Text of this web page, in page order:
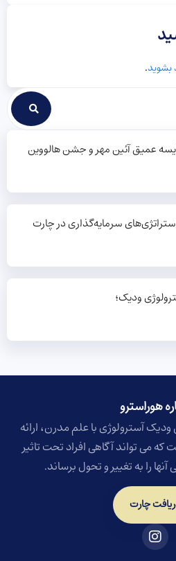
بشوید.
عمیق آئین مهر و جشن هالووین
سرمایه‌گذاری در چارت
ودیک؛
هوراسترو​
آسترولوژی با علم مدرن، ارائه
می تواند آگاهی افراد تحت تاثیر
را به تغییر و تحول برساند.
چارت